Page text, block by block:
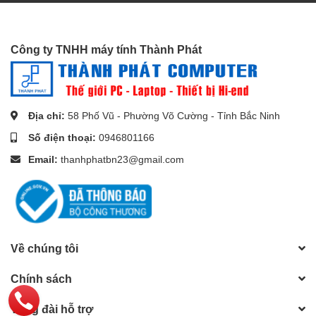
***Nếu bạn quan tâm đến sản phẩm hoặc có bất kỳ thắc mắc
mua hàng nào, vui lòng liên hệ Hotline0946.801.166
ngũThành Phát Computer
có thể tư vấn và hỗ trợ bạn sớm
----------
***Để có thêm nhiều ưu đãi và cơ hội giảm giá, bạn có thể đặt
hàng qua
Công ty TNHH máy tính Thành Phát
Địa chỉ: 58 Phố Vũ - Phường Võ Cường - Tỉnh Bắc Ninh
Số điện thoại: 0946801166
Email: thanhphatbn23@gmail.com
Về chúng tôi
Chính sách
Tổng đài hỗ trợ